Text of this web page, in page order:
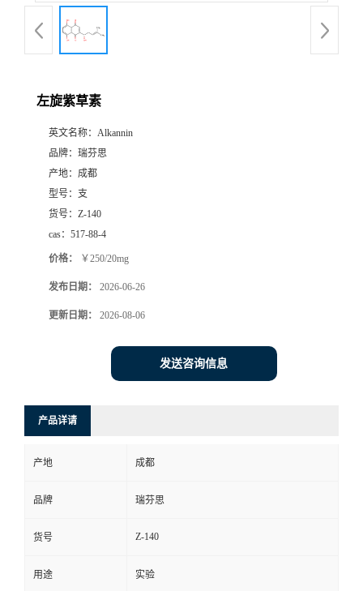
产
式
左旋紫草素
英文名称： Alkannin
品牌： 瑞芬思
产地： 成都
型号： 支
货号： Z-140
cas： 517-88-4
价格： ￥250/20mg
发布日期： 2026-06-26
更新日期： 2026-08-06
发送咨询信息
产品详请
产地 成都
品牌 瑞芬思
货号 Z-140
用途 实验